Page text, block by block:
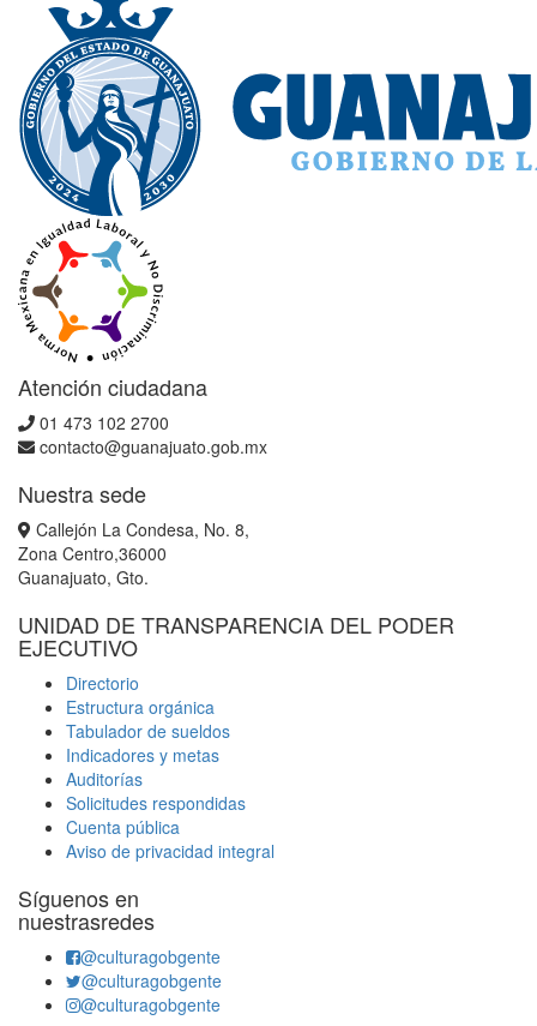
Atención ciudadana
01 473 102 2700
contacto@guanajuato.gob.mx
Nuestra sede
Callejón La Condesa, No. 8,
Zona Centro,36000
Guanajuato, Gto.
UNIDAD DE TRANSPARENCIA DEL PODER
EJECUTIVO
Directorio
Estructura orgánica
Tabulador de sueldos
Indicadores y metas
Auditorías
Solicitudes respondidas
Cuenta pública
Aviso de privacidad integral
Síguenos en
nuestrasredes
@culturagobgente
@culturagobgente
@culturagobgente